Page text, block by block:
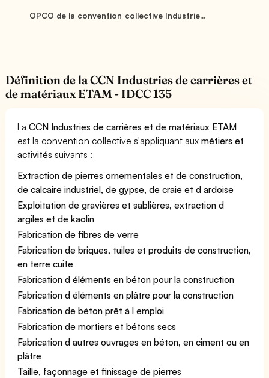
OPCO de la convention collective Industrie...
Définition de la CCN Industries de carrières et
de matériaux ETAM - IDCC 135
LaCCN Industries de carrières et de matériaux ETAM
est la convention collective s'appliquant auxmétiers et
activités suivants :
Extraction de pierres ornementales et de construction,
de calcaire industriel, de gypse, de craie et d ardoise
Exploitation de gravières et sablières, extraction d
argiles et de kaolin
Fabrication de fibres de verre
Fabrication de briques, tuiles et produits de construction,
en terre cuite
Fabrication d éléments en béton pour la construction
Fabrication d éléments en plâtre pour la construction
Fabrication de béton prêt à l emploi
Fabrication de mortiers et bétons secs
Fabrication d autres ouvrages en béton, en ciment ou en
plâtre
Taille, façonnage et finissage de pierres